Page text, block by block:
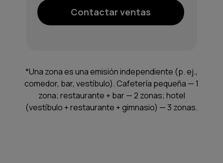
*Una zona es una emisión independiente (p. ej.,
comedor, bar, vestíbulo). Cafetería pequeña — 1
zona; restaurante + bar — 2 zonas; hotel
(vestíbulo + restaurante + gimnasio) — 3 zonas.
Contactar ventas